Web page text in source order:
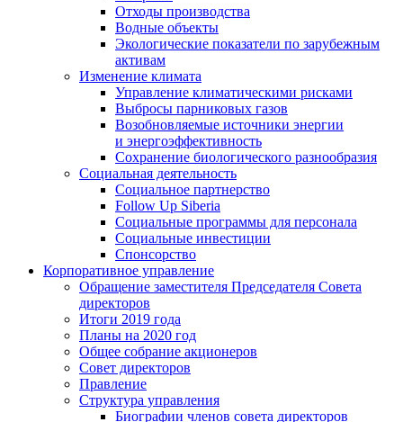
Отходы производства
Водные объекты
Экологические показатели по зарубежным
активам
Изменение климата
Управление климатическими рисками
Выбросы парниковых газов
Возобновляемые источники энергии
и энергоэффективность
Сохранение биологического разнообразия
Социальная деятельность
Социальное партнерство
Follow Up Siberia
Социальные программы для персонала
Социальные инвестиции
Спонсорство
Корпоративное управление
Обращение заместителя Председателя Совета
директоров
Итоги 2019 года
Планы на 2020 год
Общее собрание акционеров
Совет директоров
Правление
Структура управления
Биографии членов совета директоров